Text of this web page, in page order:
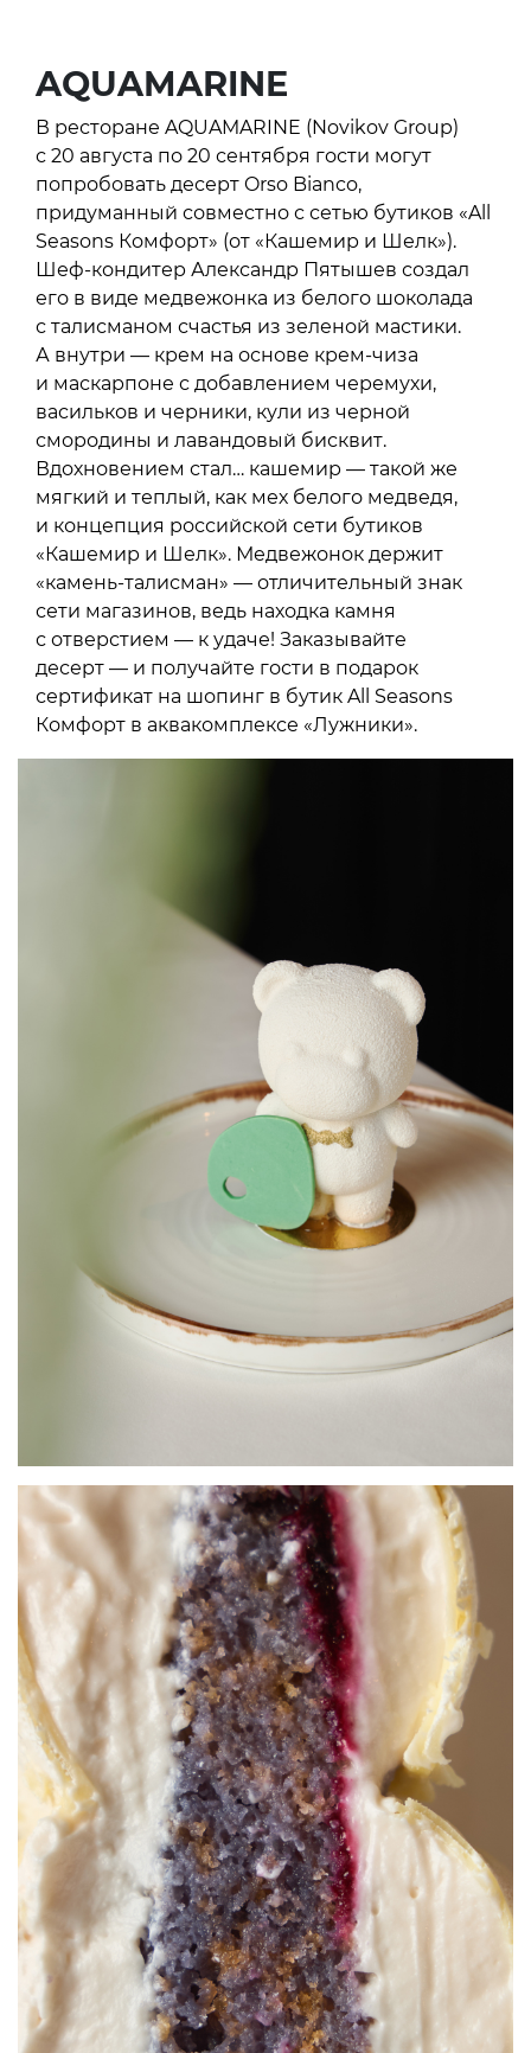
AQUAMARINE
В ресторане AQUAMARINE (Novikov Group)
с 20 августа по 20 сентября гости могут
попробовать десерт Orso Bianco,
придуманный совместно с сетью бутиков «All
Seasons Комфорт» (от «Кашемир и Шелк»).
Шеф-кондитер Александр Пятышев создал
его в виде медвежонка из белого шоколада
с талисманом счастья из зеленой мастики.
А внутри — крем на основе крем-чиза
и маскарпоне с добавлением черемухи,
васильков и черники, кули из черной
смородины и лавандовый бисквит.
Вдохновением стал… кашемир — такой же
мягкий и теплый, как мех белого медведя,
и концепция российской сети бутиков
«Кашемир и Шелк». Медвежонок держит
«камень-талисман» — отличительный знак
сети магазинов, ведь находка камня
с отверстием — к удаче! Заказывайте
десерт — и получайте гости в подарок
сертификат на шопинг в бутик All Seasons
Комфорт в аквакомплексе «Лужники».